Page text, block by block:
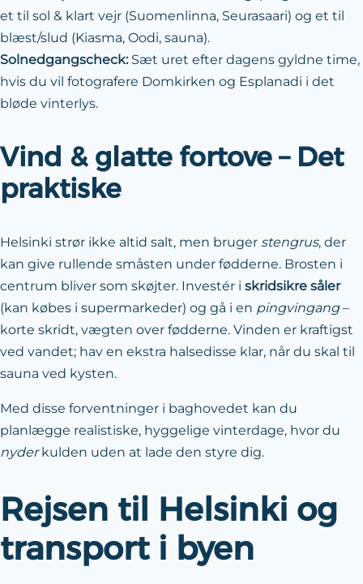
et til sol & klart vejr (Suomenlinna, Seurasaari) og et til
blæst/slud (Kiasma, Oodi, sauna).
Solnedgangscheck:Sæt uret efter dagens gyldne time,
hvis du vil fotografere Domkirken og Esplanadi i det
bløde vinterlys.
Vind & glatte fortove – Det
praktiske
Helsinki strør ikke altid salt, men bruger sten­grus, der
kan give rullende småsten under fødderne. Brosten i
centrum bliver som skøjter. Investér i skrid­sikre såler
(kan købes i super­markeder) og gå i en pingvin­gang–
korte skridt, vægten over fødderne. Vinden er kraftigst
ved vandet; hav en ekstra halsedisse klar, når du skal til
sauna ved kysten.
Med disse forventninger i baghovedet kan du
planlægge realistiske, hyggelige vinterdage, hvor du
nyderkulden uden at lade den styre dig.
Rejsen til Helsinki og
transport i byen